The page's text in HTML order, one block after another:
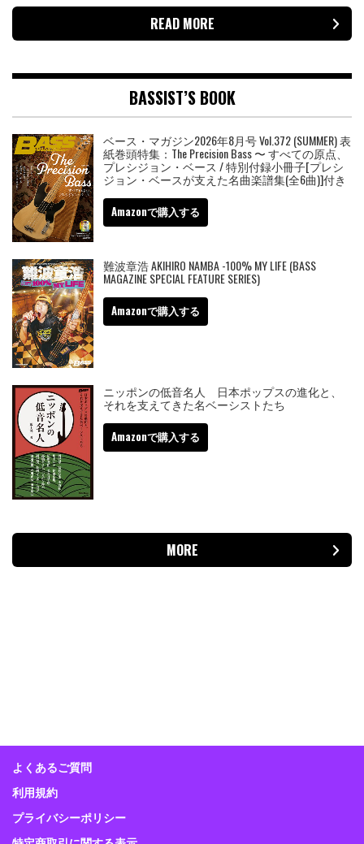
READ MORE
BASSIST’S BOOK
ベース・マガジン2026年8月号 Vol.372 (SUMMER) 表
紙巻頭特集：The Precision Bass 〜 すべての原点、
プレシジョン・ベース / 特別付録小冊子[プレシ
ジョン・ベースが支えた名曲楽譜集(全6曲)]付き
Amazonで購入する
難波章浩 AKIHIRO NAMBA -100% MY LIFE (BASS
MAGAZINE SPECIAL FEATURE SERIES)
Amazonで購入する
ニッポンの低音名人 日本ポップスの進化と、
それを支えてきた名ベーシストたち
Amazonで購入する
MORE
よくあるご質問
利用規約
プライバシーポリシー